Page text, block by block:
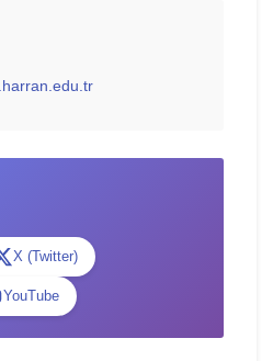
X (Twitter)
YouTube